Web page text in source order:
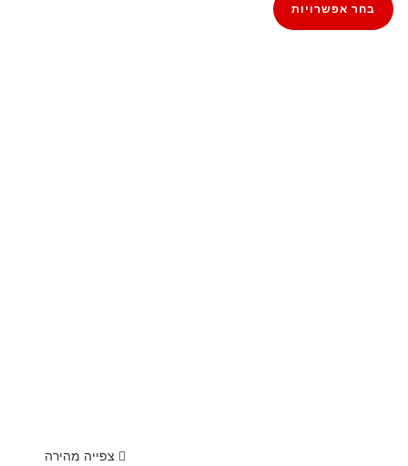
בחר אפשרויות
צפייה מהירה